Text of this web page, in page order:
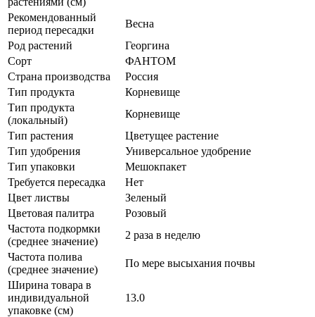
Рекомендованный
период пересадки
Весна
Род растений
Георгина
Сорт
ФАНТОМ
Страна производства
Россия
Тип продукта
Корневище
Тип продукта
(локальный)
Корневище
Тип растения
Цветущее растение
Тип удобрения
Универсальное удобрение
Тип упаковки
Мешокпакет
Требуется пересадка
Нет
Цвет листвы
Зеленый
Цветовая палитра
Розовый
Частота подкормки
(среднее значение)
2 раза в неделю
Частота полива
(среднее значение)
По мере высыхания почвы
Ширина товара в
индивидуальной
упаковке (см)
13.0